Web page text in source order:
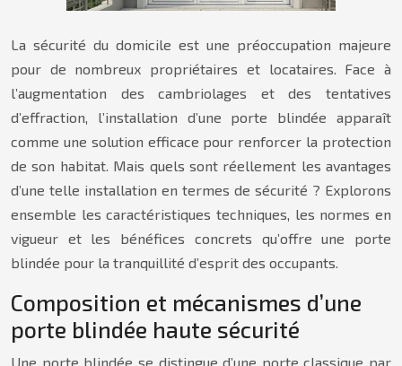
La sécurité du domicile est une préoccupation majeure
pour de nombreux propriétaires et locataires. Face à
l’augmentation des cambriolages et des tentatives
d’effraction, l’installation d’une porte blindée apparaît
comme une solution efficace pour renforcer la protection
de son habitat. Mais quels sont réellement les avantages
d’une telle installation en termes de sécurité ? Explorons
ensemble les caractéristiques techniques, les normes en
vigueur et les bénéfices concrets qu’offre une porte
blindée pour la tranquillité d’esprit des occupants.
Composition et mécanismes d’une
porte blindée haute sécurité
Une porte blindée se distingue d’une porte classique par